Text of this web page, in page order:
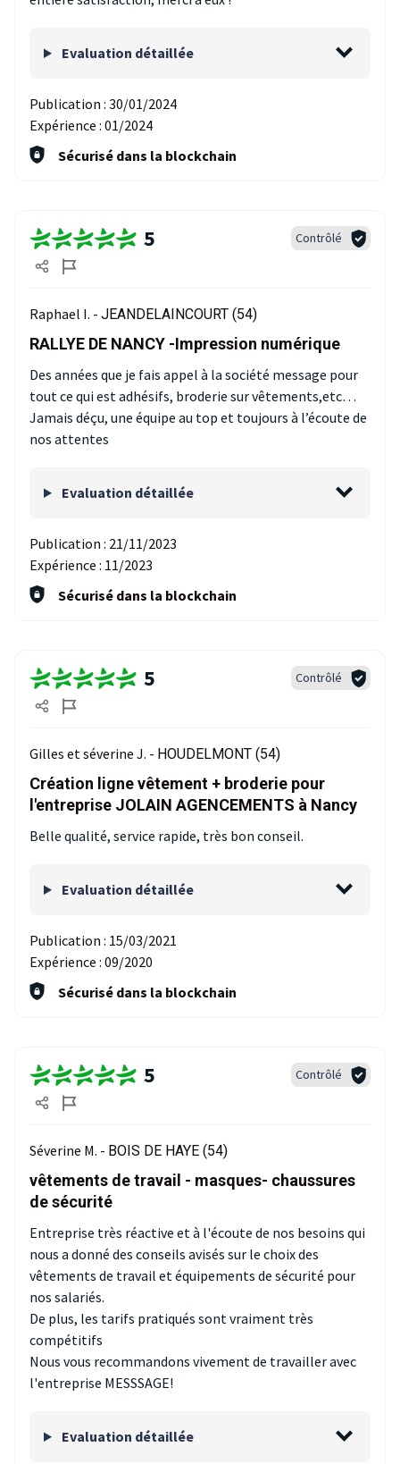
Evaluation détaillée
Publication : 30/01/2024
Expérience : 01/2024
Sécurisé dans la blockchain
5 Contrôlé
Raphael I. - JEANDELAINCOURT (54)
RALLYE DE NANCY -Impression numérique
Des années que je fais appel à la société message pour
tout ce qui est adhésifs, broderie sur vêtements,etc…
Jamais déçu, une équipe au top et toujours à l’écoute de
nos attentes
Evaluation détaillée
Publication : 21/11/2023
Expérience : 11/2023
Sécurisé dans la blockchain
5 Contrôlé
Gilles et séverine J. - HOUDELMONT (54)
Création ligne vêtement + broderie pour
l'entreprise JOLAIN AGENCEMENTS à Nancy
Belle qualité, service rapide, très bon conseil.
Evaluation détaillée
Publication : 15/03/2021
Expérience : 09/2020
Sécurisé dans la blockchain
5 Contrôlé
Séverine M. - BOIS DE HAYE (54)
vêtements de travail - masques- chaussures
de sécurité
Entreprise très réactive et à l'écoute de nos besoins qui
nous a donné des conseils avisés sur le choix des
vêtements de travail et équipements de sécurité pour
nos salariés.
De plus, les tarifs pratiqués sont vraiment très
compétitifs
Nous vous recommandons vivement de travailler avec
l'entreprise MESSSAGE!
Evaluation détaillée